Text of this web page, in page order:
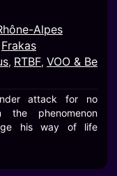
Alpes
Frakas
, RTBF, VOO & Be
attack for no
the phenomenon
his way of life